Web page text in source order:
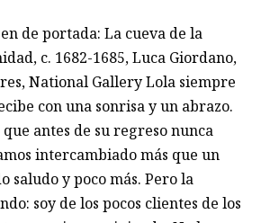
de portada: La cueva de la
c. 1682-1685, Luca Giordano,
National Gallery Lola siempre
con una sonrisa y un abrazo.
que antes de su regreso nunca
intercambiado más que un
saludo y poco más. Pero la
soy de los pocos clientes de los